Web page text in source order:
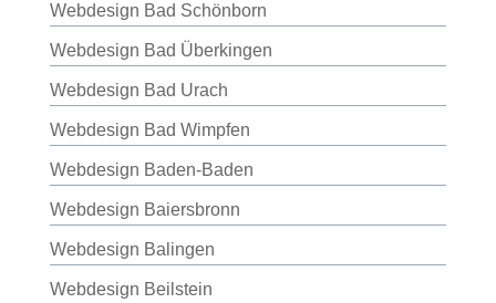
Webdesign Bad Schönborn
Webdesign Bad Überkingen
Webdesign Bad Urach
Webdesign Bad Wimpfen
Webdesign Baden-Baden
Webdesign Baiersbronn
Webdesign Balingen
Webdesign Beilstein